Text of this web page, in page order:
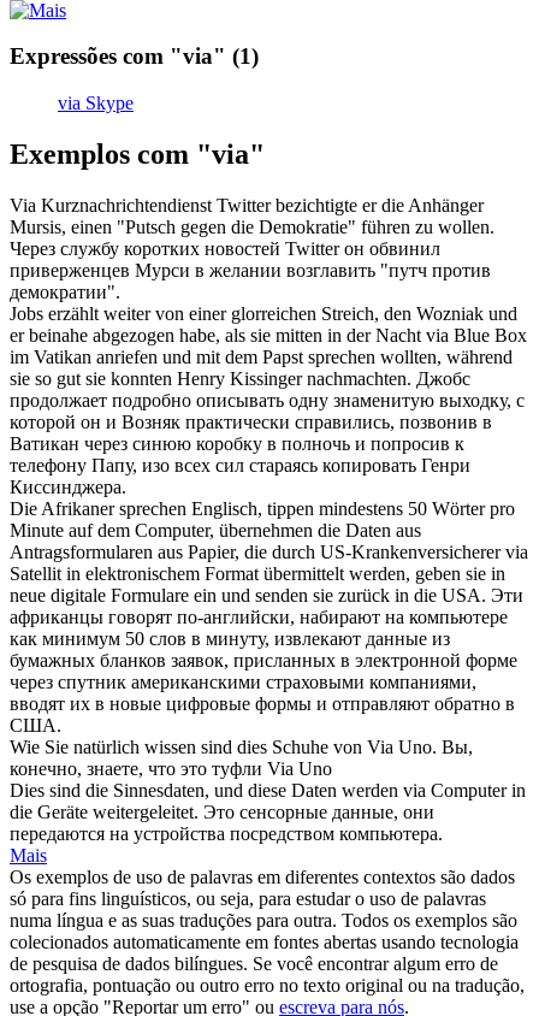
Expressões com "via" (1)
via Skype
Exemplos com "via"
Via Kurznachrichtendienst Twitter bezichtigte er die Anhänger
Mursis, einen "Putsch gegen die Demokratie" führen zu wollen.
Через службу коротких новостей Twitter он обвинил
приверженцев Мурси в желании возглавить "путч против
демократии".
Jobs erzählt weiter von einer glorreichen Streich, den Wozniak und
er beinahe abgezogen habe, als sie mitten in der Nacht via Blue Box
im Vatikan anriefen und mit dem Papst sprechen wollten, während
sie so gut sie konnten Henry Kissinger nachmachten. Джобс
продолжает подробно описывать одну знаменитую выходку, с
которой он и Возняк практически справились, позвонив в
Ватикан через синюю коробку в полночь и попросив к
телефону Папу, изо всех сил стараясь копировать Генри
Киссинджера.
Die Afrikaner sprechen Englisch, tippen mindestens 50 Wörter pro
Minute auf dem Computer, übernehmen die Daten aus
Antragsformularen aus Papier, die durch US-Krankenversicherervia
Satellit in elektronischem Format übermittelt werden, geben sie in
neue digitale Formulare ein und senden sie zurück in die USA. Эти
африканцы говорят по-английски, набирают на компьютере
как минимум 50 слов в минуту, извлекают данные из
бумажных бланков заявок, присланных в электронной форме
через спутник американскими страховыми компаниями,
вводят их в новые цифровые формы и отправляют обратно в
США.
Wie Sie natürlich wissen sind dies Schuhe von Via Uno. Вы,
конечно, знаете, что это туфли Via Uno
Dies sind die Sinnesdaten, und diese Daten werden via Computer in
die Geräte weitergeleitet. Это сенсорные данные, они
передаются на устройства посредством компьютера.
Mais
Os exemplos de uso de palavras em diferentes contextos são dados
só para fins linguísticos, ou seja, para estudar o uso de palavras
numa língua e as suas traduções para outra. Todos os exemplos são
colecionados automaticamente em fontes abertas usando tecnologia
de pesquisa de dados bilíngues. Se você encontrar algum erro de
ortografia, pontuação ou outro erro no texto original ou na tradução,
use a opção "Reportar um erro" ou escreva para nós.